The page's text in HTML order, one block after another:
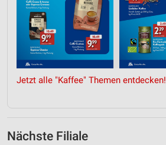
Jetzt alle "Kaffee" Themen entdecken!
Nächste Filiale